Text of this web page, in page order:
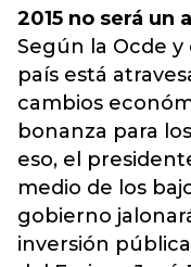
2015 no será un
Según la Ocde y
país está
cambios
bonanza para
eso, el
medio de los
gobierno
inversión